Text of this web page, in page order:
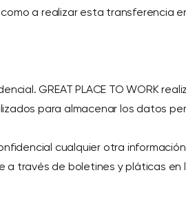
a realizar esta transferencia
GREAT PLACE TO WORK
para almacenar los datos
cualquier otra
través de boletines y pláticas en